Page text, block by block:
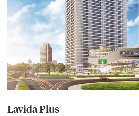
Lavida Plus